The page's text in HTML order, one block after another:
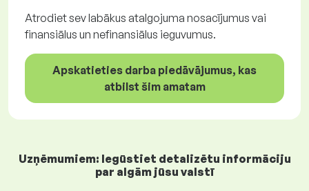
Atrodiet sev labākus atalgojuma nosacījumus vai
finansiālus un nefinansiālus ieguvumus.
Apskatieties darba piedāvājumus, kas
atbilst šim amatam
Uzņēmumiem: Iegūstiet detalizētu informāciju
par algām jūsu valstī